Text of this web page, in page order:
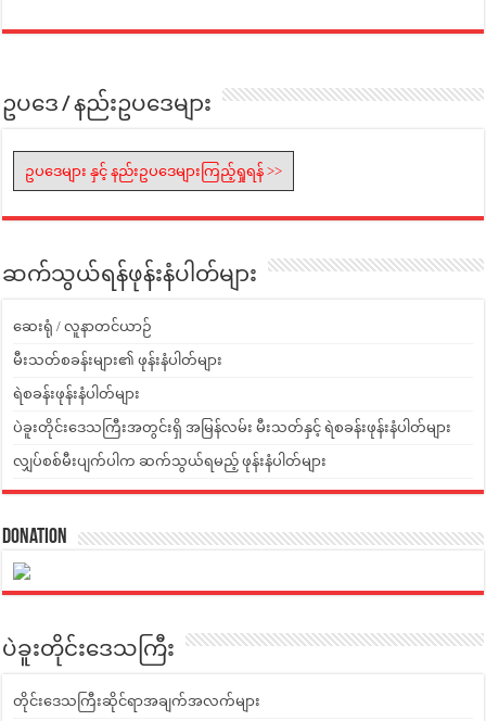
ဥပဒေ / နည်းဥပဒေများ
ဥပဒေများ နှင့် နည်းဥပဒေများကြည့်ရှုရန် >>
ဆက်သွယ်ရန်ဖုန်းနံပါတ်များ
ဆေးရုံ / လူနာတင်ယာဉ်
မီးသတ်စခန်းများ၏ ဖုန်းနံပါတ်များ
ရဲစခန်းဖုန်းနံပါတ်များ
ပဲခူးတိုင်းဒေသကြီးအတွင်းရှိ အမြန်လမ်း မီးသတ်နှင့် ရဲစခန်းဖုန်းနံပါတ်များ
လျှပ်စစ်မီးပျက်ပါက ဆက်သွယ်ရမည့် ဖုန်းနံပါတ်များ
Donation
ပဲခူးတိုင်းဒေသကြီး
တိုင်းဒေသကြီးဆိုင်ရာအချက်အလက်များ